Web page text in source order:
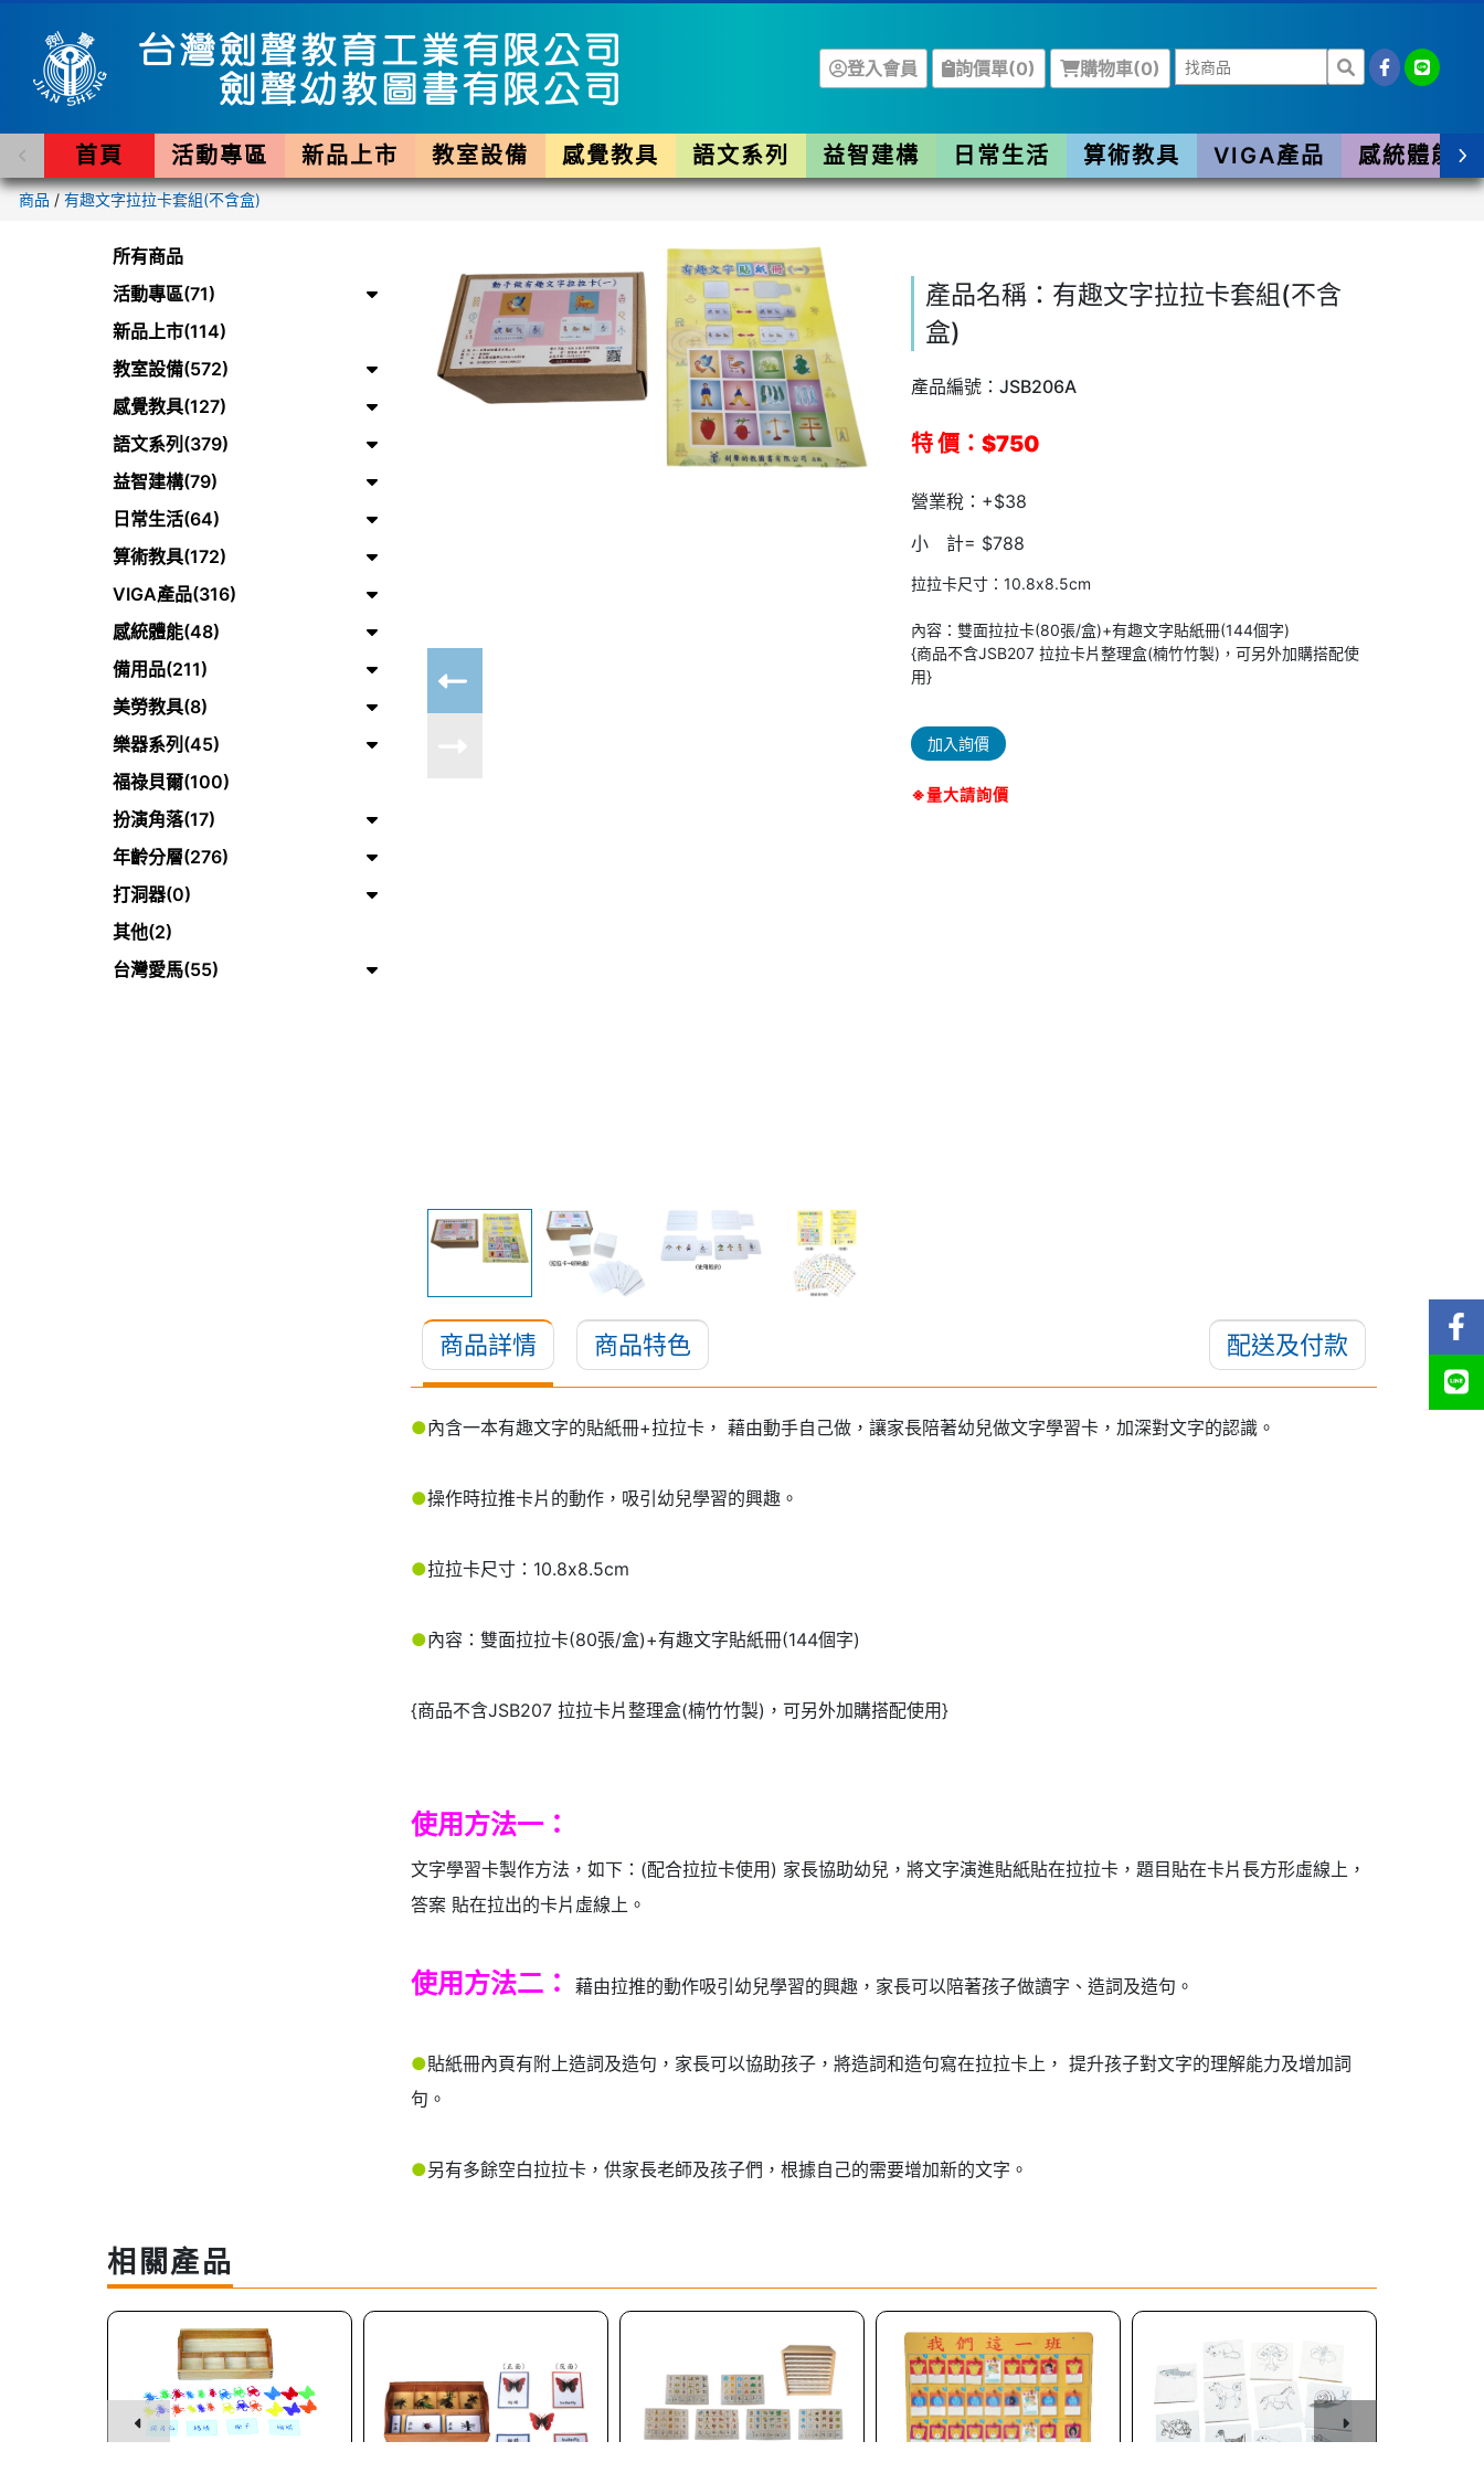
登入會員 詢價單(0) 購物車(0)
首頁 活動專區 新品上市 教室設備 感覺教具 語文系列 益智建構 日常生活 算術教具 VIGA產品 感統體能
商品 / 有趣文字拉拉卡套組(不含盒)
所有商品
活動專區(71)
新品上市(114)
教室設備(572)
感覺教具(127)
語文系列(379)
益智建構(79)
日常生活(64)
算術教具(172)
VIGA產品(316)
感統體能(48)
備用品(211)
美勞教具(8)
樂器系列(45)
福祿貝爾(100)
扮演角落(17)
年齡分層(276)
打洞器(0)
其他(2)
台灣愛馬(55)
產品名稱：有趣文字拉拉卡套組(不含
盒)
產品編號：JSB206A
特 價：$750
營業稅：+$38
小 計= $788
拉拉卡尺寸：10.8x8.5cm
內容：雙面拉拉卡(80張/盒)+有趣文字貼紙冊(144個字)
{商品不含JSB207 拉拉卡片整理盒(楠竹竹製)，可另外加購搭配使
用}
加入詢價
※量大請詢價
商品詳情 商品特色 配送及付款
●內含一本有趣文字的貼紙冊+拉拉卡， 藉由動手自己做，讓家長陪著幼兒做文字學習卡，加深對文字的認識。
●操作時拉推卡片的動作，吸引幼兒學習的興趣。
●拉拉卡尺寸：10.8x8.5cm
●內容：雙面拉拉卡(80張/盒)+有趣文字貼紙冊(144個字)
{商品不含JSB207 拉拉卡片整理盒(楠竹竹製)，可另外加購搭配使用}
使用方法一：
文字學習卡製作方法，如下：(配合拉拉卡使用) 家長協助幼兒，將文字演進貼紙貼在拉拉卡，題目貼在卡片長方形虛線上，
答案 貼在拉出的卡片虛線上。
使用方法二： 藉由拉推的動作吸引幼兒學習的興趣，家長可以陪著孩子做讀字、造詞及造句。
●貼紙冊內頁有附上造詞及造句，家長可以協助孩子，將造詞和造句寫在拉拉卡上， 提升孩子對文字的理解能力及增加詞
句。
●另有多餘空白拉拉卡，供家長老師及孩子們，根據自己的需要增加新的文字。
相關產品